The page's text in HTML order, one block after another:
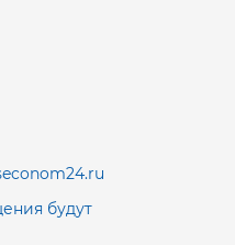
будут